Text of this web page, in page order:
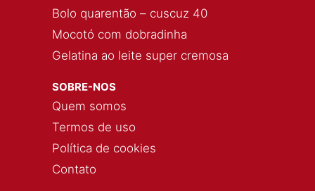
Bolo quarentão – cuscuz 40
Mocotó com dobradinha
Gelatina ao leite super cremosa
SOBRE-NOS
Quem somos
Termos de uso
Política de cookies
Contato